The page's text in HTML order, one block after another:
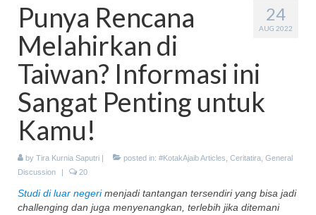
General Discussion
Materials Corner
Energy Storage
Ceritatira
Movie/Book Review
#KotakAjaib Collabs (Book)
#KotakAjaib Novels
24
AUG 2022
Punya Rencana
Melahirkan di
Taiwan? Informasi ini
Sangat Penting untuk
Kamu!
by Tira Kurnia Saputri posted in: #KotakAjaib Articles Ceritatira General
Discussion
20
Studi di luar negerimenjadi tantangan tersendiri yang bisa jadi
challenging dan juga menyenangkan, terlebih jika ditemani